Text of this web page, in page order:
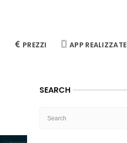
PREZZI APP REALIZZATE
SEARCH